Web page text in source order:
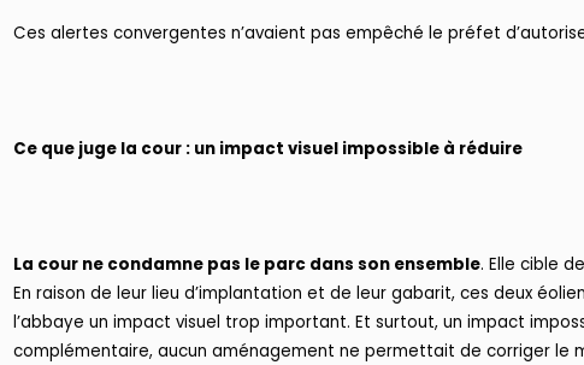
Ces alertes convergentes n’avaient pas empêché le préfet
Ce que juge la cour : un impact visuel impossible à réduire
La cour ne condamne pas le parc dans son ensemble. Elle cible
En raison de leur lieu d’implantation et de leur gabarit, ces deux
l’abbaye un impact visuel trop important. Et surtout, un impact
complémentaire, aucun aménagement ne permettait de corriger le